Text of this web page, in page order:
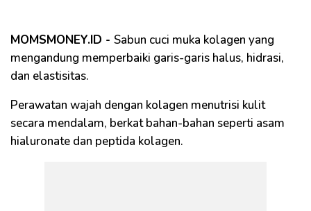
MOMSMONEY.ID - Sabun cuci muka kolagen yang
mengandung memperbaiki garis-garis halus, hidrasi,
dan elastisitas.
Perawatan wajah dengan kolagen menutrisi kulit
secara mendalam, berkat bahan-bahan seperti asam
hialuronate dan peptida kolagen.